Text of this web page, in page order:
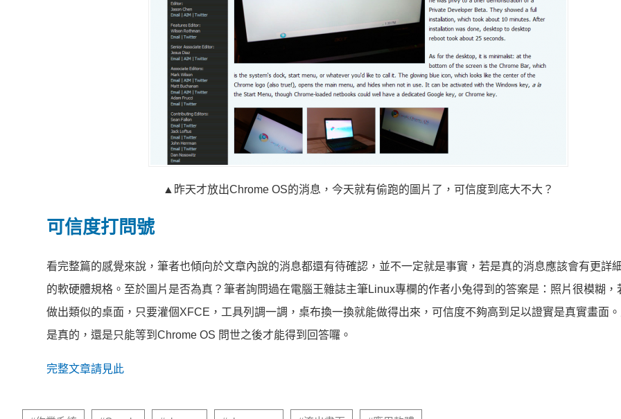
▲昨天才放出Chrome OS的消息，今天就有偷跑的圖片了，可信度到底大不大？
可信度打問號
看完整篇的感覺來說，筆者也傾向於文章內說的消息都還有待確認，並不一定就是事實，若是真的消息應該會有更詳
的軟硬體規格。至於圖片是否為真？筆者詢問過在電腦王雜誌主筆Linux專欄的作者小兔得到的答案是：照片很模糊，
做出類似的桌面，只要灌個XFCE，工具列調一調，桌布換一換就能做得出來，可信度不夠高到足以證實是真實畫面
是真的，還是只能等到Chrome OS 問世之後才能得到回答囉。
完整文章請見此